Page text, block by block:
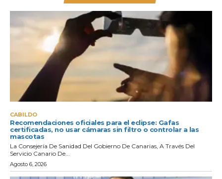
CABILDO
Recomendaciones oficiales para el eclipse: Gafas
certificadas, no usar cámaras sin filtro o controlar a las
mascotas
La Consejería De Sanidad Del Gobierno De Canarias, A Través Del
Servicio Canario De...
Agosto 6, 2026